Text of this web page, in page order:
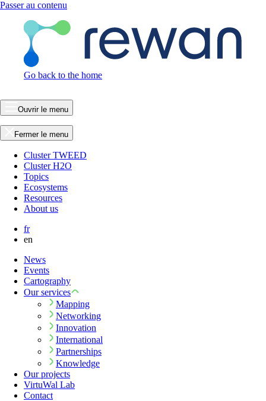
Passer au contenu
Go back to the home
Ouvrir le menu
Fermer le menu
Cluster TWEED
Cluster H2O
Topics
Ecosystems
Resources
About us
fr
en
News
Events
Cartography
Our services
Mapping
Networking
Innovation
International
Partnerships
Knowledge
Our projects
VirtuWal Lab
Contact